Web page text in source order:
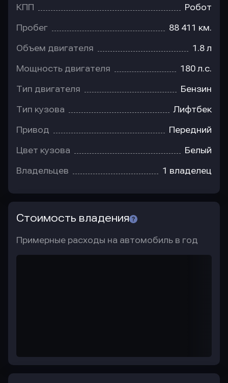
КПП Робот
Пробег 88 411 км.
Объем двигателя 1.8 л
Мощность двигателя 180 л.с.
Тип двигателя Бензин
Тип кузова Лифтбек
Привод Передний
Цвет кузова Белый
Владельцев 1 владелец
Стоимость владения
Примерные расходы на автомобиль в год